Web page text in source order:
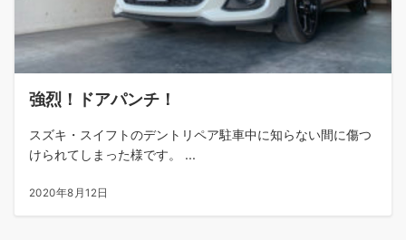
強烈！ドアパンチ！
スズキ・スイフトのデントリペア駐車中に知らない間に傷つ
けられてしまった様です。 ...
2020年8月12日